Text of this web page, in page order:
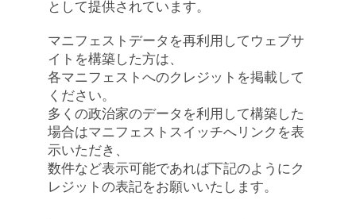
として提供されています。
マニフェストデータを再利用してウェブサ
イトを構築した方は、
各マニフェストへのクレジットを掲載して
ください。
多くの政治家のデータを利用して構築した
場合はマニフェストスイッチへリンクを表
示いただき、
数件など表示可能であれば下記のようにク
レジットの表記をお願いいたします。